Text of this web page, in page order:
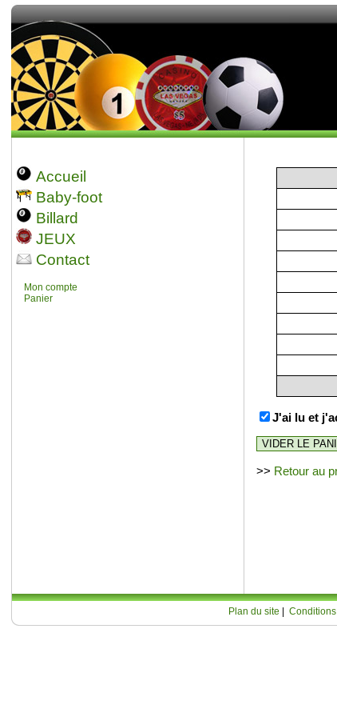
Accueil
Baby-foot
Billard
JEUX
Contact
Mon compte
Panier
J'ai lu et
>> Retour au
Plan du site